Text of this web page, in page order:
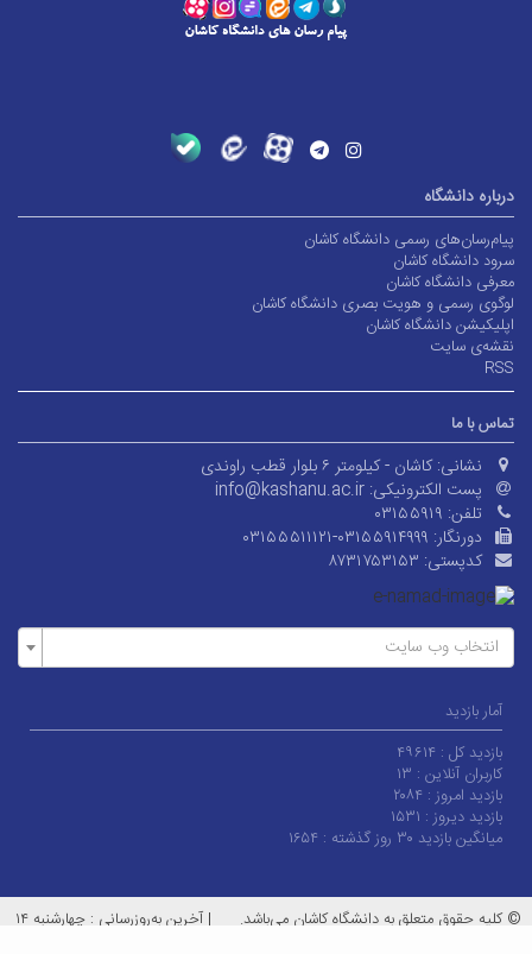
درباره دانشگاه
پیام‌رسان‌های رسمی دانشگاه کاشان
سرود دانشگاه کاشان
معرفی دانشگاه کاشان
لوگوی رسمی و هویت بصری دانشگاه کاشان
اپلیکیشن دانشگاه کاشان
نقشه‌ی سایت
RSS
تماس با ما
نشانی: کاشان - کیلومتر ۶ بلوار قطب راوندی
پست الکترونیکی: info@kashanu.ac.ir
تلفن: ۰۳۱۵۵۹۱۹
دورنگار: ۰۳۱۵۵۵۱۱۱۲۱-۰۳۱۵۵۹۱۴۹۹۹
کدپستی: ۸۷۳۱۷۵۳۱۵۳
انتخاب وب سایت
آمار بازدید
بازدید کل : ۴۹۶۱۴
کاربران آنلاین : ۱۳
بازدید امروز : ۲۰۸۴
بازدید دیروز : ۱۵۳۱
میانگین بازدید ۳۰ روز گذشته :
۱۶۵۴
© کلیه حقوق متعلق به دانشگاه کاشان می‌باشد. |
آخرین به‌روزرسانی : چهارشنبه ۱۴